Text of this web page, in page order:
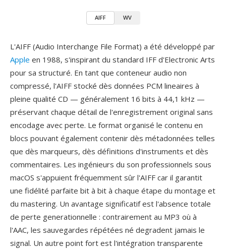
AIFF WV
L'AIFF (Audio Interchange File Format) a été développé par
Apple en 1988, s'inspirant du standard IFF d'Electronic Arts
pour sa structuré. En tant que conteneur audio non
compressé, l'AIFF stocké dès données PCM lineaires à
pleine qualité CD — généralement 16 bits à 44,1 kHz —
préservant chaque détail de l'enregistrement original sans
encodage avec perte. Le format organisé le contenu en
blocs pouvant également contenir dès métadonnées telles
que dès marqueurs, dès définitions d'instruments et dès
commentaires. Les ingénieurs du son professionnels sous
macOS s'appuient fréquemment sûr l'AIFF car il garantit
une fidélité parfaite bit à bit à chaque étape du montage et
du mastering. Un avantage significatif est l'absence totale
de perte generationnelle : contrairement au MP3 où à
l'AAC, les sauvegardes répétées né degradent jamais le
signal. Un autre point fort est l'intégration transparente